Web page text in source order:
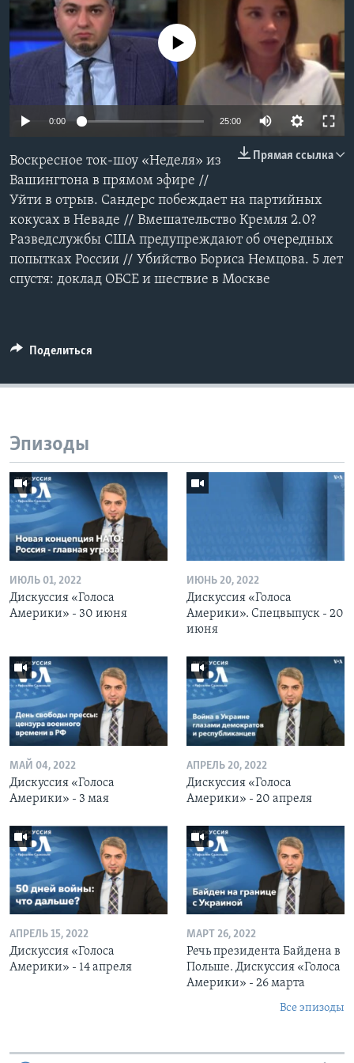
Learning English
СОЦИАЛЬНЫЕ СЕТИ
No media source currently available
0:00 25:00
Прямая ссылка
Воскресное ток-шоу «Неделя» из
Вашингтона в прямом эфире //
Уйти в отрыв. Сандерс побеждает на партийных
кокусах в Неваде // Вмешательство Кремля 2.0?
Разведслужбы США предупреждают об очередных
попытках России // Убийство Бориса Немцова. 5 лет
спустя: доклад ОБСЕ и шествие в Москве
Поделиться
Эпизоды
ИЮЛЬ 01, 2022
Дискуссия «Голоса
Америки» - 30 июня
ИЮНЬ 20, 2022
Дискуссия «Голоса
Америки». Спецвыпуск - 20
июня
МАЙ 04, 2022
Дискуссия «Голоса
Америки» - 3 мая
АПРЕЛЬ 20, 2022
Дискуссия «Голоса
Америки» - 20 апреля
АПРЕЛЬ 15, 2022
Дискуссия «Голоса
Америки» - 14 апреля
МАРТ 26, 2022
Речь президента Байдена в
Польше. Дискуссия «Голоса
Америки» - 26 марта
Все эпизоды